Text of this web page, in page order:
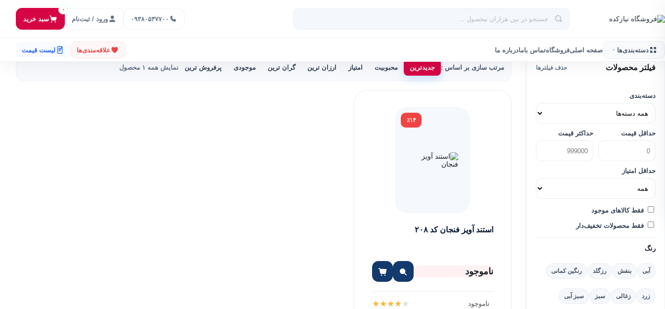
۰۹۳۸۰۵۳۷۷۰۰ ورود / ثبت‌نام سبد خرید
۰
دسته‌بندی‌ها صفحه اصلیفروشگاهتماس بامادرباره ما علاقه‌مندی‌ها لیست قیمت
فیلتر محصولات حذف فیلترها
دسته‌بندی
حداقل قیمت حداکثر قیمت
حداقل امتیاز
فقط کالاهای موجود
فقط محصولات تخفیف‌دار
رنگ
آبی بنفش رزگلد رنگین کمانی
زرد زغالی سبز سبز آبی
مرتب سازی بر اساس : جدیدترین محبوبیت امتیاز ارزان ترین گران ترین موجودی پرفروش ترین نمایش همه ۱ محصول
٪۱۴
استند آویز فنجان کد ۲۰۸
ناموجود
ناموجود ★★★★ ★